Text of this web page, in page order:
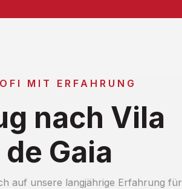
MIT ERFAHRUNG
nach Vila
Gaia
auf unsere langjährige Erfahrung für